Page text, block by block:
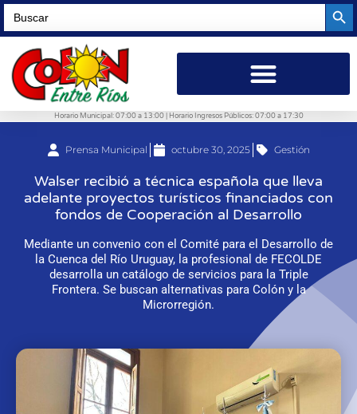
Search
for:
Horario Municipal: 07:00 a 13:00 | Horario Ingresos Públicos: 07:00 a 17:30
Prensa Municipal octubre 30, 2025 Gestión
Walser recibió a técnica española que lleva
adelante proyectos turísticos financiados con
fondos de Cooperación al Desarrollo
Mediante un convenio con el Comité para el Desarrollo de
la Cuenca del Río Uruguay, la profesional de FECOLDE
desarrolla un catálogo de servicios para la Triple
Frontera. Se buscan alternativas para Colón y la
Microrregión.